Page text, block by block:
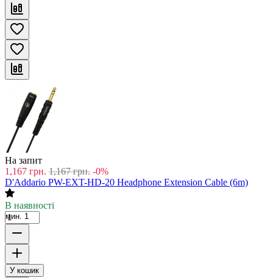
На запит
1,167 грн. 1,167 грн. -0%
D'Addario PW-EXT-HD-20 Headphone Extension Cable (6m)
В наявності
мин. 1
У кошик